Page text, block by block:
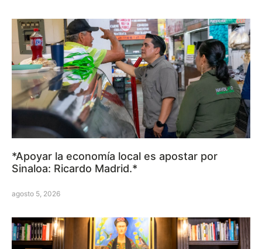
*Apoyar la economía local es apostar por
Sinaloa: Ricardo Madrid.*
agosto 5, 2026